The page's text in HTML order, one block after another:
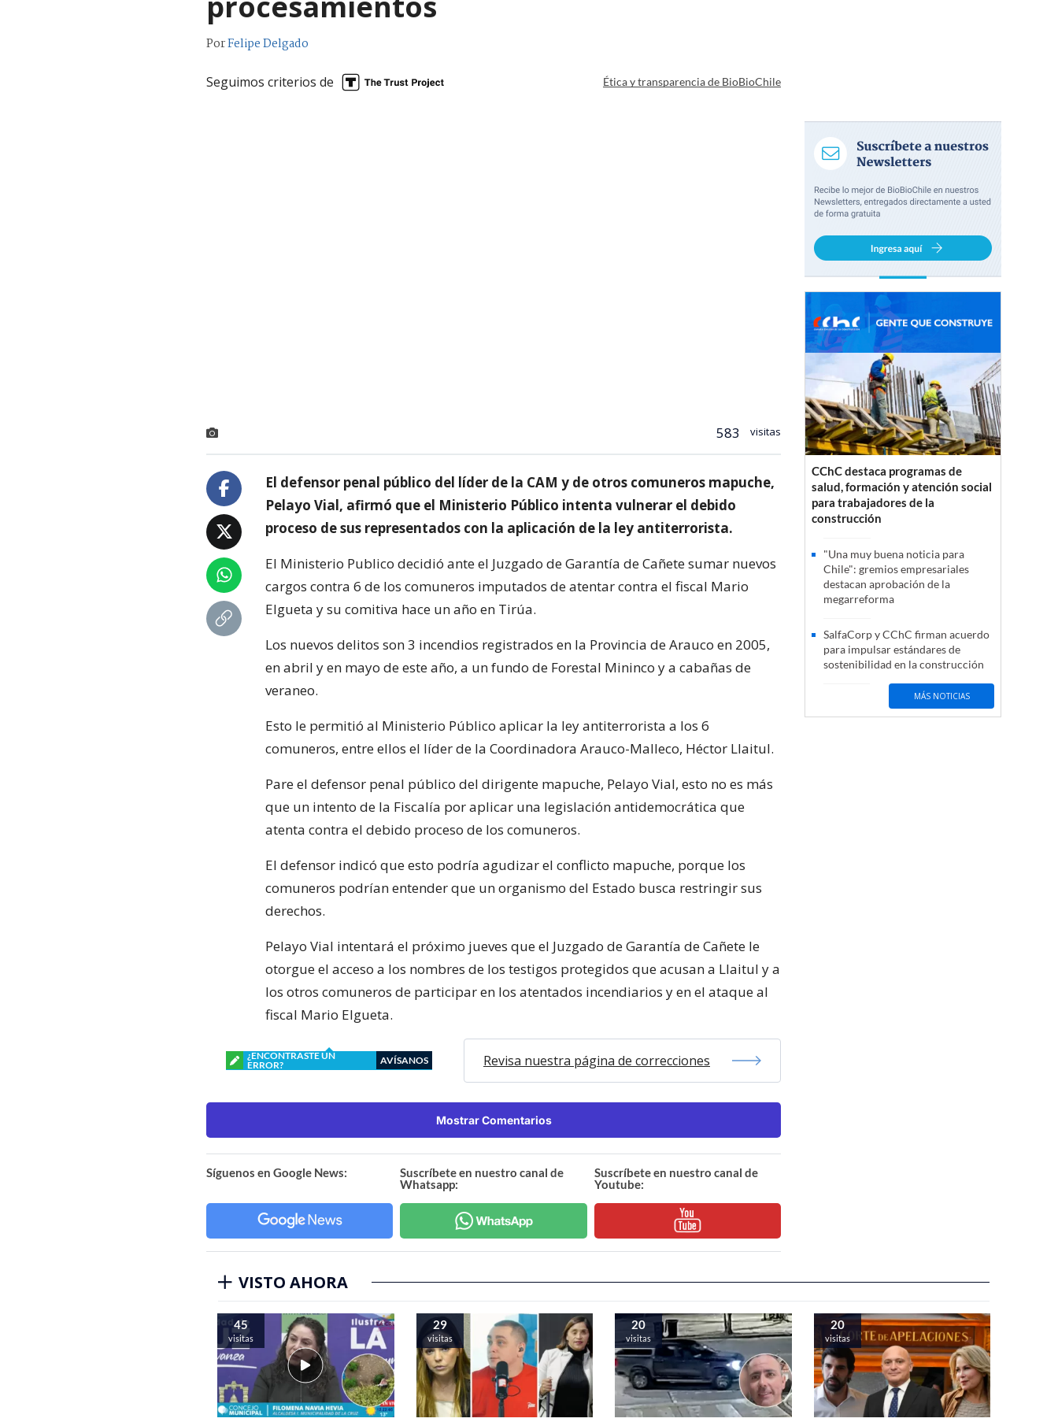
PorFelipe Delgado
Seguimos criterios de Ética y transparencia de BioBioChile
583 visitas
El defensor penal público del líder de la CAM y de otros comuneros mapuche,
Pelayo Vial, afirmó que el Ministerio Público intenta vulnerar el debido
proceso de sus representados con la aplicación de la ley antiterrorista.
El Ministerio Publico decidió ante el Juzgado de Garantía de Cañete sumar nuevos
cargos contra 6 de los comuneros imputados de atentar contra el fiscal Mario
Elgueta y su comitiva hace un año en Tirúa.
Los nuevos delitos son 3 incendios registrados en la Provincia de Arauco en 2005,
en abril y en mayo de este año, a un fundo de Forestal Mininco y a cabañas de
veraneo.
Esto le permitió al Ministerio Público aplicar la ley antiterrorista a los 6
comuneros, entre ellos el líder de la Coordinadora Arauco-Malleco, Héctor Llaitul.
Pare el defensor penal público del dirigente mapuche, Pelayo Vial, esto no es más
que un intento de la Fiscalía por aplicar una legislación antidemocrática que
atenta contra el debido proceso de los comuneros.
El defensor indicó que esto podría agudizar el conflicto mapuche, porque los
comuneros podrían entender que un organismo del Estado busca restringir sus
derechos.
Pelayo Vial intentará el próximo jueves que el Juzgado de Garantía de Cañete le
otorgue el acceso a los nombres de los testigos protegidos que acusan a Llaitul y a
los otros comuneros de participar en los atentados incendiarios y en el ataque al
fiscal Mario Elgueta.
¿ENCONTRASTE UN
ERROR?
AVÍSANOS Revisa nuestra página de correcciones
Mostrar Comentarios
Síguenos en Google News:
Suscríbete en nuestro canal de
Whatsapp:
Suscríbete en nuestro canal de
Youtube:
CChC destaca programas de
salud, formación y atención social
para trabajadores de la
construcción
"Una muy buena noticia para
Chile": gremios empresariales
destacan aprobación de la
megarreforma
SalfaCorp y CChC firman acuerdo
para impulsar estándares de
sostenibilidad en la construcción
MÁS NOTICIAS
VISTO AHORA
45
visitas
29
visitas
20
visitas
20
visitas